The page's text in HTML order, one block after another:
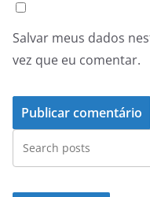
Salvar meus dados
vez que eu comentar.